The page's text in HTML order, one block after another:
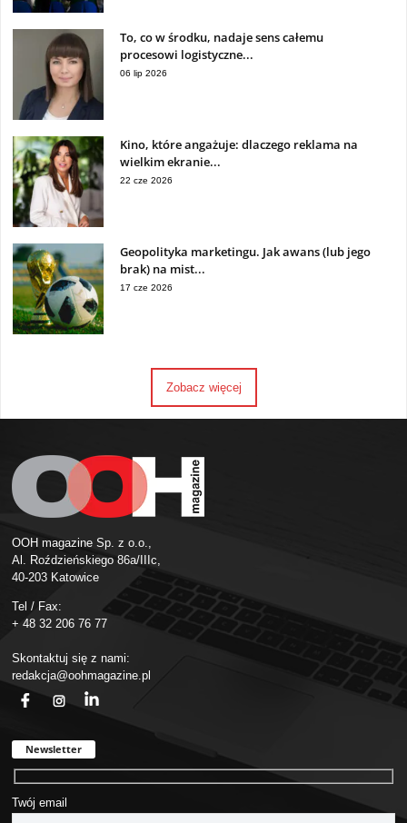
To, co w środku, nadaje sens całemu
procesowi logistyczne...
06 lip 2026
Kino, które angażuje: dlaczego reklama na
wielkim ekranie...
22 cze 2026
Geopolityka marketingu. Jak awans (lub jego
brak) na mist...
17 cze 2026
Zobacz więcej
OOH magazine Sp. z o.o.,
Al. Roździeńskiego 86a/IIIc,
40-203 Katowice
Tel / Fax:
+ 48 32 206 76 77
Skontaktuj się z nami:
redakcja@oohmagazine.pl
Newsletter
Twój email